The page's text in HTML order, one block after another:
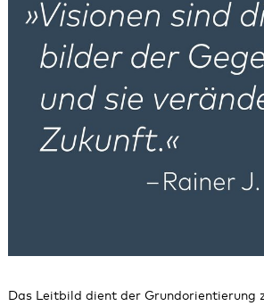
Das Leitbild dient der Grundorientierung